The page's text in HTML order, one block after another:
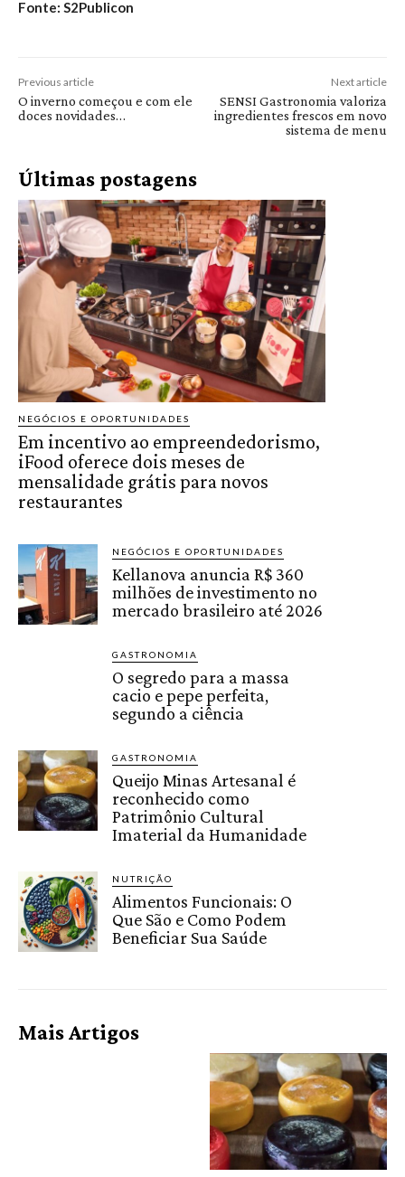
Fonte: S2Publicon
Previous article
O inverno começou e com ele
doces novidades…
Next article
SENSI Gastronomia valoriza
ingredientes frescos em novo
sistema de menu
Últimas postagens
NEGÓCIOS E OPORTUNIDADES
Em incentivo ao empreendedorismo,
iFood oferece dois meses de
mensalidade grátis para novos
restaurantes
NEGÓCIOS E OPORTUNIDADES
Kellanova anuncia R$ 360
milhões de investimento no
mercado brasileiro até 2026
GASTRONOMIA
O segredo para a massa
cacio e pepe perfeita,
segundo a ciência
GASTRONOMIA
Queijo Minas Artesanal é
reconhecido como
Patrimônio Cultural
Imaterial da Humanidade
NUTRIÇÃO
Alimentos Funcionais: O
Que São e Como Podem
Beneficiar Sua Saúde
Mais Artigos